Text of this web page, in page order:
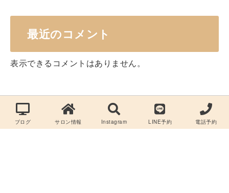
最近のコメント
表示できるコメントはありません。
ブログ サロン情報 Instagram LINE予約 電話予約